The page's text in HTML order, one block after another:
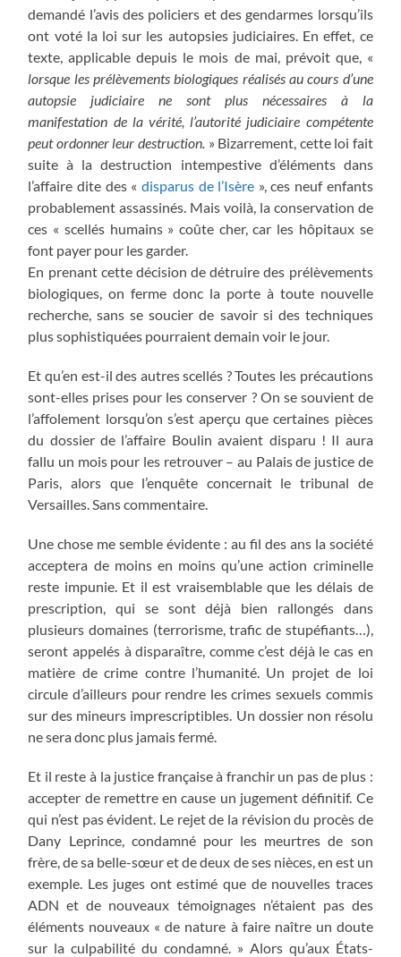
demandé l’avis des policiers et des gendarmes lorsqu’ils
ont voté la loi sur les autopsies judiciaires. En effet, ce
texte, applicable depuis le mois de mai, prévoit que, «
lorsque les prélèvements biologiques réalisés au cours d’une
autopsie judiciaire ne sont plus nécessaires à la
manifestation de la vérité, l’autorité judiciaire compétente
peut ordonner leur destruction. » Bizarrement, cette loi fait
suite à la destruction intempestive d’éléments dans
l’affaire dite des « disparus de l’Isère », ces neuf enfants
probablement assassinés. Mais voilà, la conservation de
ces « scellés humains » coûte cher, car les hôpitaux se
font payer pour les garder.
En prenant cette décision de détruire des prélèvements
biologiques, on ferme donc la porte à toute nouvelle
recherche, sans se soucier de savoir si des techniques
plus sophistiquées pourraient demain voir le jour.
Et qu’en est-il des autres scellés ? Toutes les précautions
sont-elles prises pour les conserver ? On se souvient de
l’affolement lorsqu’on s’est aperçu que certaines pièces
du dossier de l’affaire Boulin avaient disparu ! Il aura
fallu un mois pour les retrouver – au Palais de justice de
Paris, alors que l’enquête concernait le tribunal de
Versailles. Sans commentaire.
Une chose me semble évidente : au fil des ans la société
acceptera de moins en moins qu’une action criminelle
reste impunie. Et il est vraisemblable que les délais de
prescription, qui se sont déjà bien rallongés dans
plusieurs domaines (terrorisme, trafic de stupéfiants…),
seront appelés à disparaître, comme c’est déjà le cas en
matière de crime contre l’humanité. Un projet de loi
circule d’ailleurs pour rendre les crimes sexuels commis
sur des mineurs imprescriptibles. Un dossier non résolu
ne sera donc plus jamais fermé.
Et il reste à la justice française à franchir un pas de plus :
accepter de remettre en cause un jugement définitif. Ce
qui n’est pas évident. Le rejet de la révision du procès de
Dany Leprince, condamné pour les meurtres de son
frère, de sa belle-sœur et de deux de ses nièces, en est un
exemple. Les juges ont estimé que de nouvelles traces
ADN et de nouveaux témoignages n’étaient pas des
éléments nouveaux « de nature à faire naître un doute
sur la culpabilité du condamné. » Alors qu’aux États-